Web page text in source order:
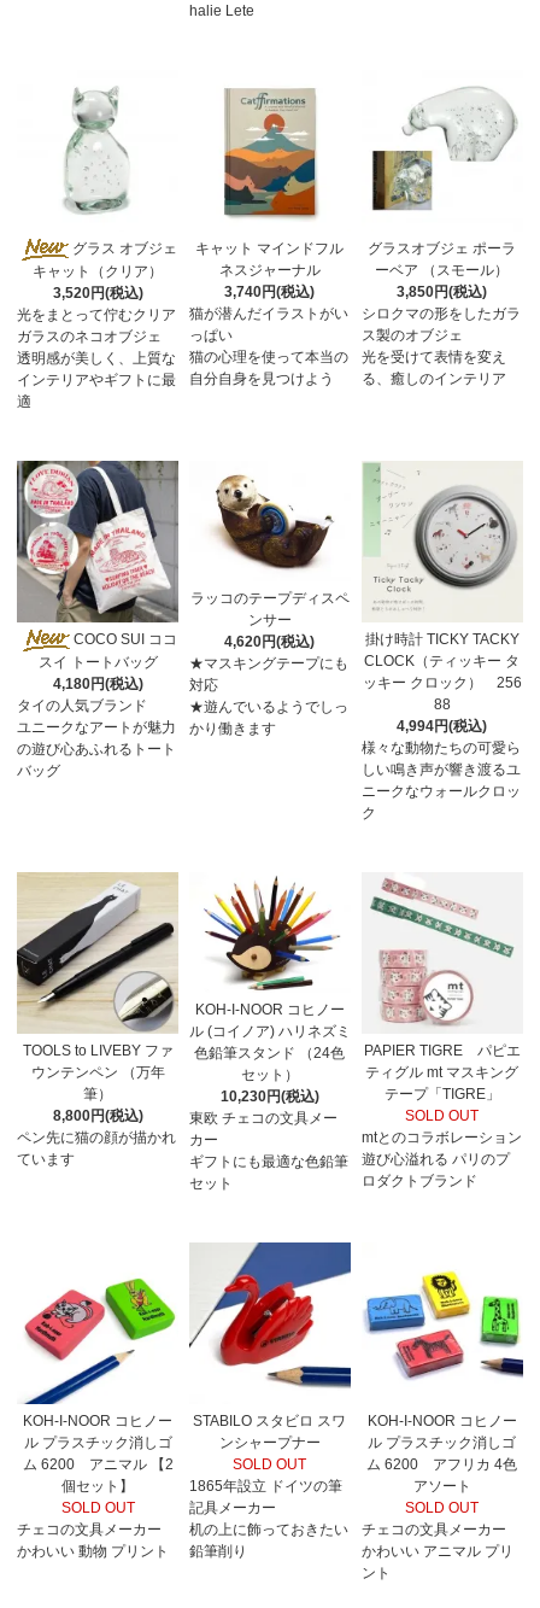
halie Lete
グラス オブジェ
キャット（クリア）
3,520円(税込)
光をまとって佇むクリア
ガラスのネコオブジェ
透明感が美しく、上質な
インテリアやギフトに最
適
キャット マインドフル
ネスジャーナル
3,740円(税込)
猫が潜んだイラストがい
っぱい
猫の心理を使って本当の
自分自身を見つけよう
グラスオブジェ ポーラ
ーベア （スモール）
3,850円(税込)
シロクマの形をしたガラ
ス製のオブジェ
光を受けて表情を変え
る、癒しのインテリア
COCO SUI ココ
スイ トートバッグ
4,180円(税込)
タイの人気ブランド
ユニークなアートが魅力
の遊び心あふれるトート
バッグ
ラッコのテープディスペ
ンサー
4,620円(税込)
★マスキングテープにも
対応
★遊んでいるようでしっ
かり働きます
掛け時計 TICKY TACKY
CLOCK（ティッキー タ
ッキー クロック） 256
88
4,994円(税込)
様々な動物たちの可愛ら
しい鳴き声が響き渡るユ
ニークなウォールクロッ
ク
TOOLS to LIVEBY ファ
ウンテンペン （万年
筆）
8,800円(税込)
ペン先に猫の顔が描かれ
ています
KOH-I-NOOR コヒノー
ル (コイノア) ハリネズミ
色鉛筆スタンド （24色
セット）
10,230円(税込)
東欧 チェコの文具メー
カー
ギフトにも最適な色鉛筆
セット
PAPIER TIGRE パピエ
ティグル mt マスキング
テープ「TIGRE」
SOLD OUT
mtとのコラボレーション
遊び心溢れる パリのプ
ロダクトブランド
KOH-I-NOOR コヒノー
ル プラスチック消しゴ
ム 6200 アニマル 【2
個セット】
SOLD OUT
チェコの文具メーカー
かわいい 動物 プリント
STABILO スタビロ スワ
ンシャープナー
SOLD OUT
1865年設立 ドイツの筆
記具メーカー
机の上に飾っておきたい
鉛筆削り
KOH-I-NOOR コヒノー
ル プラスチック消しゴ
ム 6200 アフリカ 4色
アソート
SOLD OUT
チェコの文具メーカー
かわいい アニマル プリ
ント